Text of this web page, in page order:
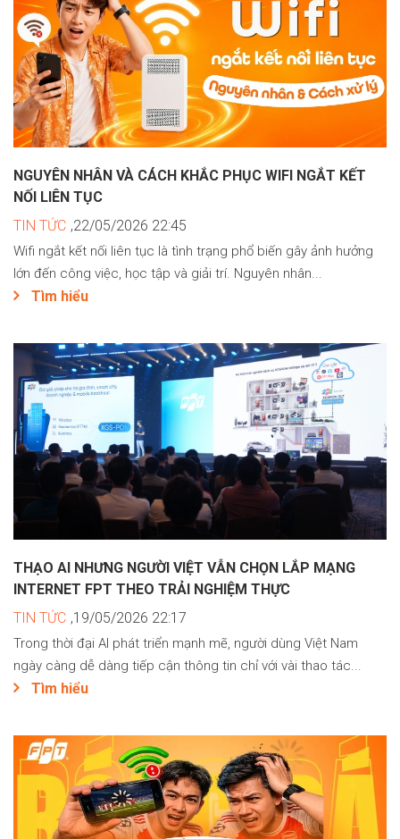
NGUYÊN NHÂN VÀ CÁCH KHẮC PHỤC WIFI NGẮT KẾT
NỐI LIÊN TỤC
TIN TỨC ,22/05/2026 22:45
Wifi ngắt kết nối liên tục là tình trạng phổ biến gây ảnh hưởng
lớn đến công việc, học tập và giải trí. Nguyên nhân...
Tìm hiểu
THẠO AI NHƯNG NGƯỜI VIỆT VẪN CHỌN LẮP MẠNG
INTERNET FPT THEO TRẢI NGHIỆM THỰC
TIN TỨC ,19/05/2026 22:17
Trong thời đại AI phát triển mạnh mẽ, người dùng Việt Nam
ngày càng dễ dàng tiếp cận thông tin chỉ với vài thao tác...
Tìm hiểu